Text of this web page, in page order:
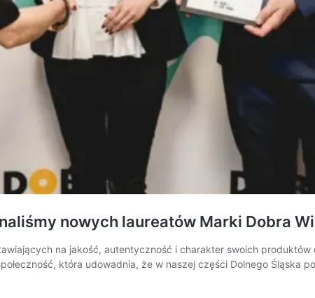
nowych laureatów Marki Dobra
na jakość, autentyczność i charakter swoich produktów
która udowadnia, że w naszej części Dolnego Śląska